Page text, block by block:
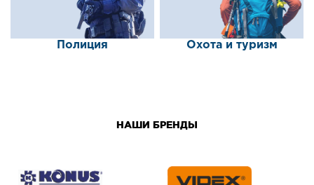
Полиция Охота и туризм
НАШИ БРЕНДЫ